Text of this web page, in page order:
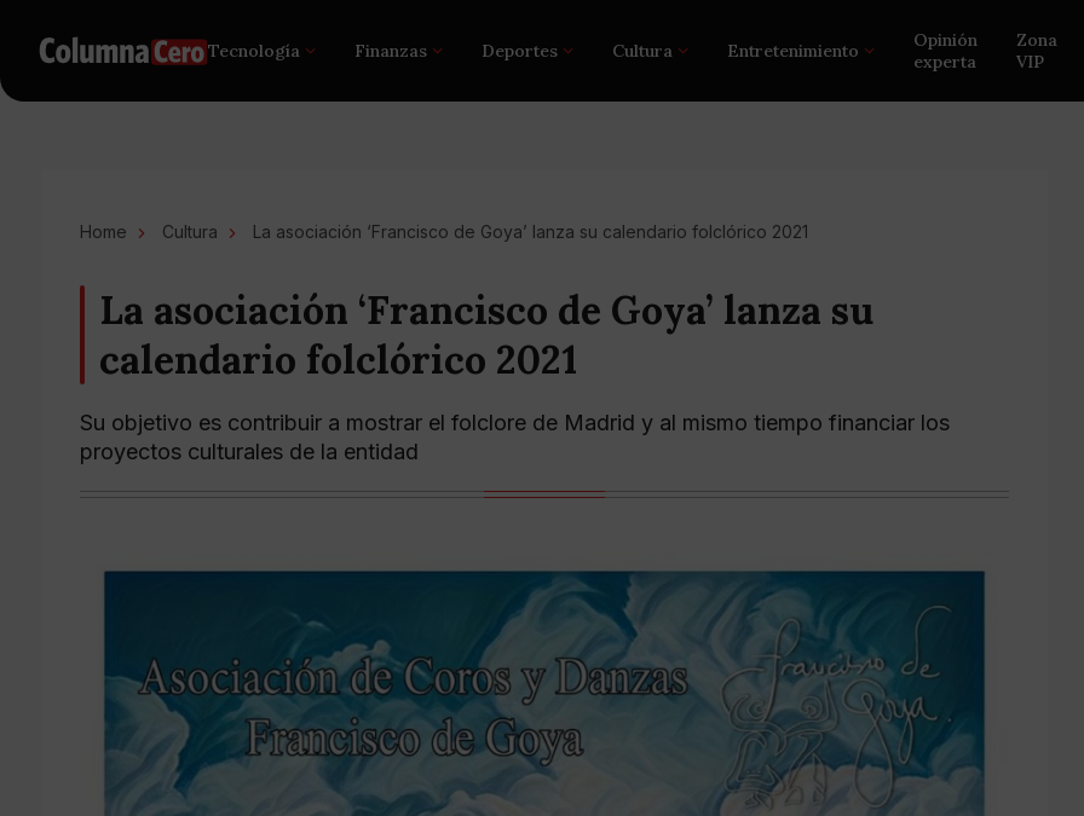
Tecnología Finanzas Deportes Cultura Entretenimiento
Opinión
experta
Zona
VIP
Home Cultura La asociación ‘Francisco de Goya’ lanza su calendario folclórico 2021
La asociación ‘Francisco de Goya’ lanza su
calendario folclórico 2021
Su objetivo es contribuir a mostrar el folclore de Madrid y al mismo tiempo financiar los
proyectos culturales de la entidad